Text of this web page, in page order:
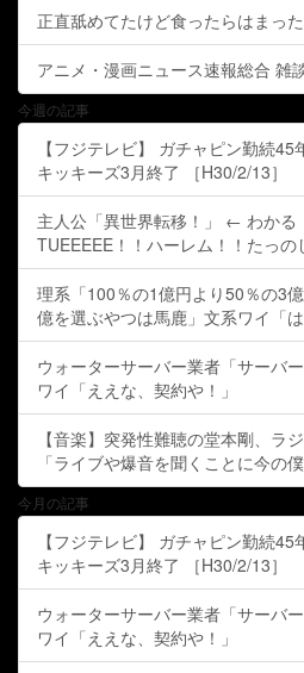
正直舐めてたけど食ったらはまっ
アニメ・漫画ニュース速報総合 雑
今週の記事
【フジテレビ】 ガチャピン勤続
キッキーズ3月終了 ［H30/2/13］
主人公「異世界転移！」 ← わか
TUEEEEE！！ハーレム！！たっ
理系「100％の1億円より50％の3
億を選ぶやつは馬鹿」文系ワイ「は
ウォーターサーバー業者「サーバ
ワイ「ええな、契約や！」
【音楽】突発性難聴の堂本剛、ラ
「ライブや爆音を聞くことに今の
今月の記事
【フジテレビ】 ガチャピン勤続
キッキーズ3月終了 ［H30/2/13］
ウォーターサーバー業者「サーバ
ワイ「ええな、契約や！」